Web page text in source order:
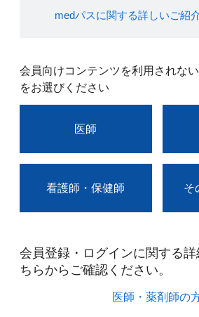
medパスに関する詳しいご紹
会員向けコンテンツを利用されな
をお選びください
医師
看護師・保健師 そ
会員登録・ログインに関する詳
ちらからご確認ください。​
医師・薬剤師の